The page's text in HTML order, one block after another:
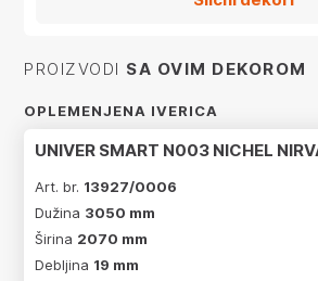
PROIZVODI SA OVIM DEKOROM
OPLEMENJENA IVERICA
UNIVER SMART N003 NICHEL
Art. br. 13927/0006
Dužina 3050 mm
Širina 2070 mm
Debljina 19 mm